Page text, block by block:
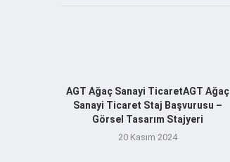
AGT Ağaç Sanayi TicaretAGT Ağaç
Sanayi Ticaret Staj Başvurusu –
Görsel Tasarım Stajyeri
20 Kasım 2024